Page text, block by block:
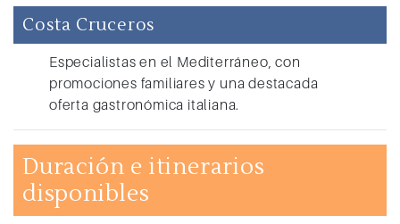
Costa Cruceros
Especialistas en el Mediterráneo, con
promociones familiares y una destacada
oferta gastronómica italiana.
Duración e itinerarios
disponibles